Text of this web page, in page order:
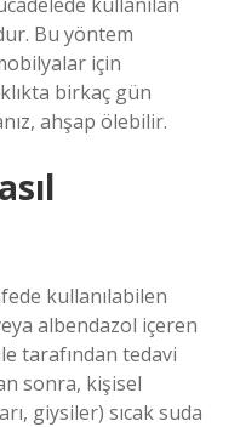
Bu yöntem
için
birkaç gün
ahşap ölebilir.
kullanılabilen
albendazol içeren
tarafından tedavi
sonra, kişisel
giysiler) sıcak suda